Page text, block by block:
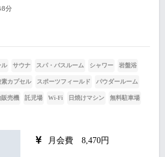
8分
ル サウナ スパ・バスルーム シャワー 岩盤浴
素カプセル スポーツフィールド パウダールーム
販売機 託児場 Wi-Fi 日焼けマシン 無料駐車場
月会費 8,470円